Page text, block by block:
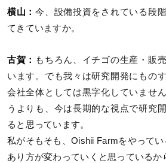
横山：今、設備投資をされている段
てきていますか。
古賀： もちろん、イチゴの生産・販
います。でも我々は研究開発にもの
会社全体としては黒字化していませ
うよりも、今は長期的な視点で研究
ると思っています。
私がそもそも、Oishii Farmをやって
あり方が変わっていくと思っているか